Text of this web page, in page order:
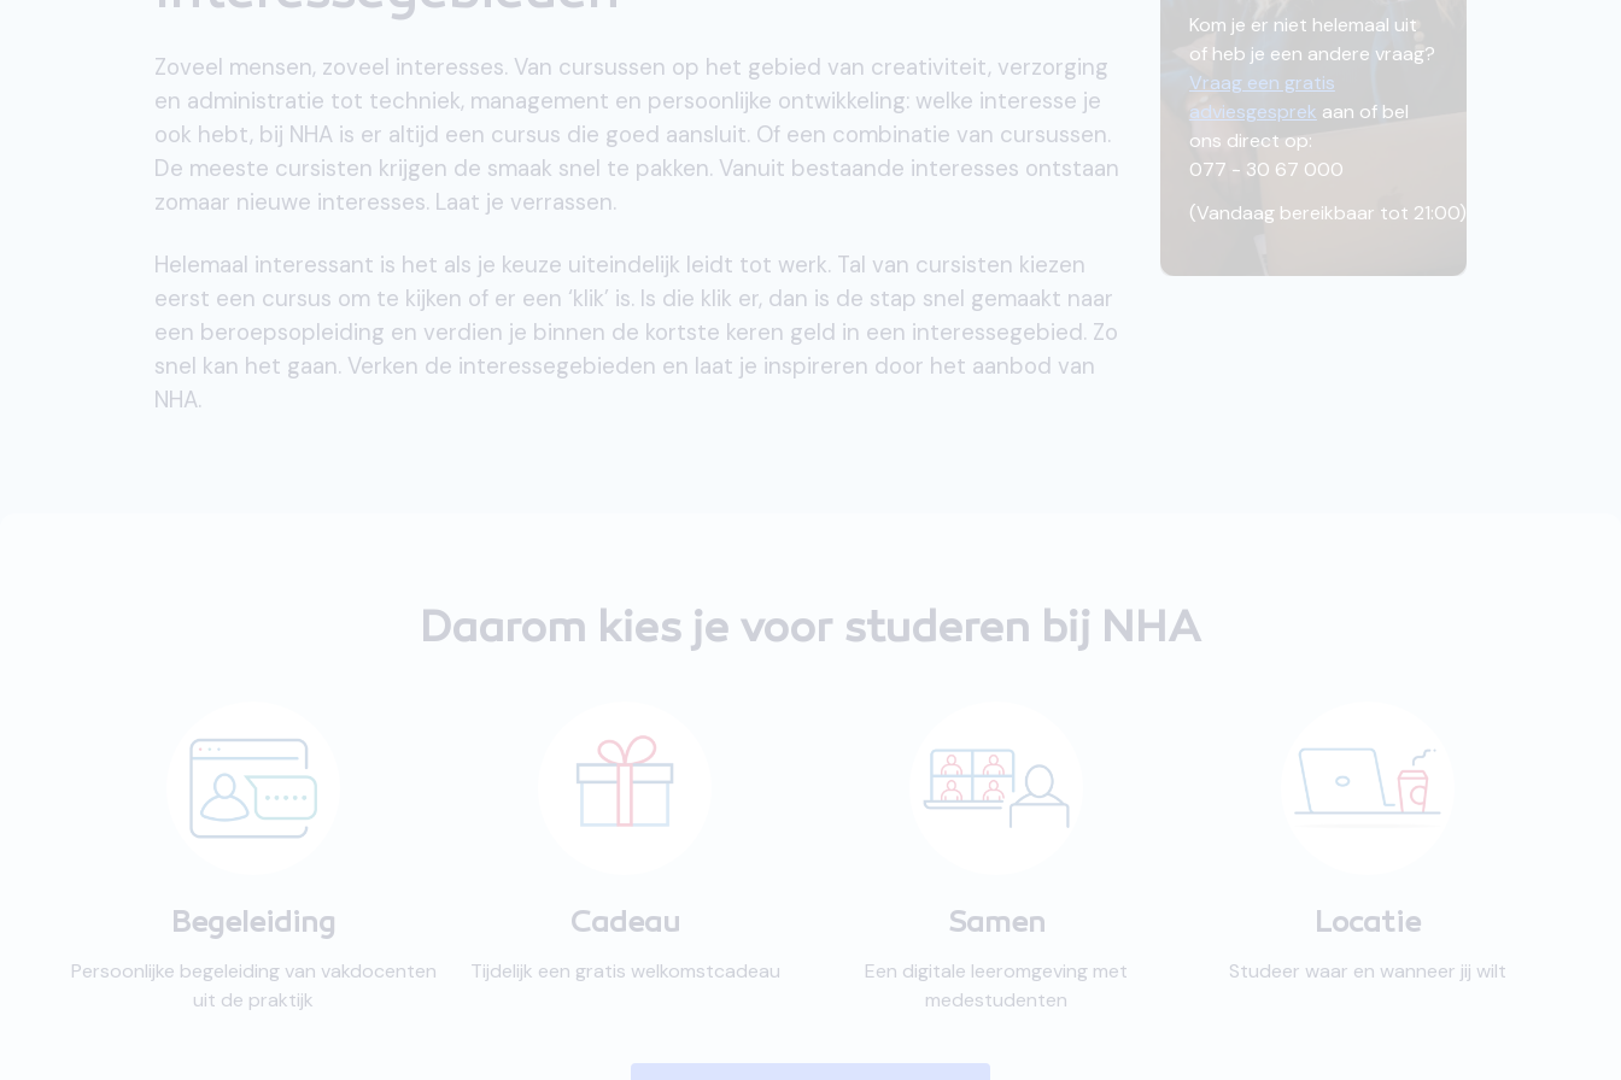
Zoveel mensen, zoveel interesses. Van cursussen op het gebied van creativiteit, verzorging
en administratie tot techniek, management en persoonlijke ontwikkeling: welke interesse je
ook hebt, bij NHA is er altijd een cursus die goed aansluit. Of een combinatie van cursussen.
De meeste cursisten krijgen de smaak snel te pakken. Vanuit bestaande interesses ontstaan
zomaar nieuwe interesses. Laat je verrassen.
Helemaal interessant is het als je keuze uiteindelijk leidt tot werk. Tal van cursisten kiezen
eerst een cursus om te kijken of er een ‘klik’ is. Is die klik er, dan is de stap snel gemaakt naar
een beroepsopleiding en verdien je binnen de kortste keren geld in een interessegebied. Zo
snel kan het gaan. Verken de interessegebieden en laat je inspireren door het aanbod van
NHA.
Kom je er niet helemaal uit
of heb je een andere vraag?
Vraag een gratis
adviesgesprek aan of bel
ons direct op:
077 - 30 67 000
(Vandaag bereikbaar tot 21:00)
Daarom kies je voor studeren bij NHA
Begeleiding
Persoonlijke begeleiding van vakdocenten
uit de praktijk
Cadeau
Tijdelijk een gratis welkomstcadeau
Samen
Een digitale leeromgeving met
medestudenten
Locatie
Studeer waar en wanneer jij wilt